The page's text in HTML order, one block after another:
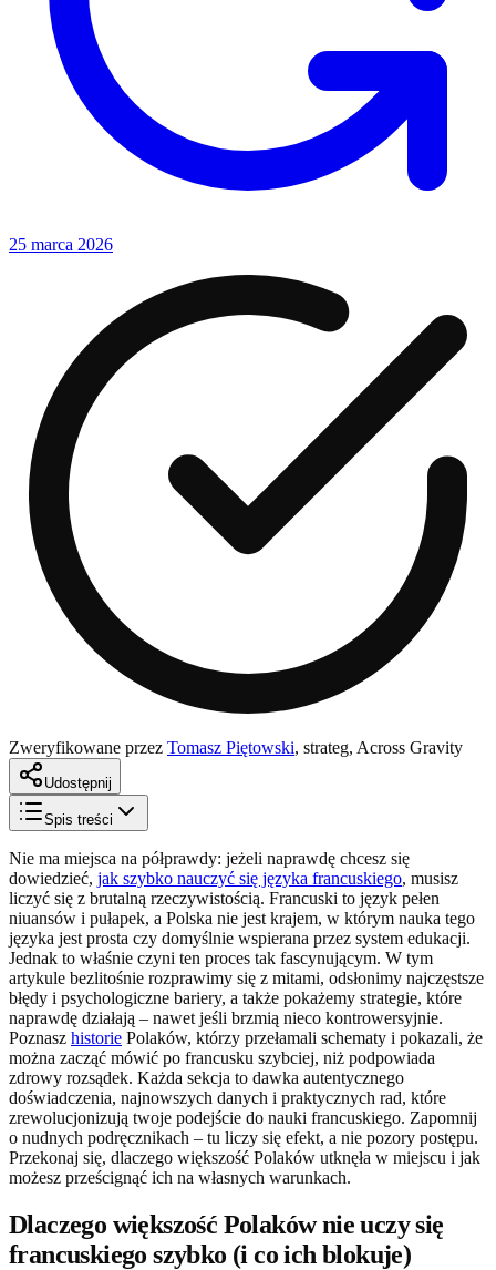
25 marca 2026
Zweryfikowane przez Tomasz Piętowski, strateg, Across Gravity
Udostępnij
Spis treści
Nie ma miejsca na półprawdy: jeżeli naprawdę chcesz się
dowiedzieć, jak szybko nauczyć się języka francuskiego, musisz
liczyć się z brutalną rzeczywistością. Francuski to język pełen
niuansów i pułapek, a Polska nie jest krajem, w którym nauka tego
języka jest prosta czy domyślnie wspierana przez system edukacji.
Jednak to właśnie czyni ten proces tak fascynującym. W tym
artykule bezlitośnie rozprawimy się z mitami, odsłonimy najczęstsze
błędy i psychologiczne bariery, a także pokażemy strategie, które
naprawdę działają – nawet jeśli brzmią nieco kontrowersyjnie.
Poznasz historie Polaków, którzy przełamali schematy i pokazali, że
można zacząć mówić po francusku szybciej, niż podpowiada
zdrowy rozsądek. Każda sekcja to dawka autentycznego
doświadczenia, najnowszych danych i praktycznych rad, które
zrewolucjonizują twoje podejście do nauki francuskiego. Zapomnij
o nudnych podręcznikach – tu liczy się efekt, a nie pozory postępu.
Przekonaj się, dlaczego większość Polaków utknęła w miejscu i jak
możesz prześcignąć ich na własnych warunkach.
Dlaczego większość Polaków nie uczy się
francuskiego szybko (i co ich blokuje)